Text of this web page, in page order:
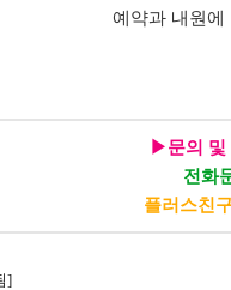
예약과 내원에
▶문의 및
전화
플러스친
]